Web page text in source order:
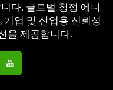
다. 글로벌 청정 에너
기업 및 산업용 신뢰성
을 제공합니다.